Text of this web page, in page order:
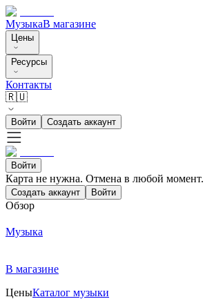
МузыкаВ магазине
Цены
Ресурсы
Контакты
🇷🇺
Войти Создать аккаунт
Войти
Карта не нужна. Отмена в любой момент.
Создать аккаунт Войти
Обзор
Музыка
В магазине
ЦеныКаталог музыки